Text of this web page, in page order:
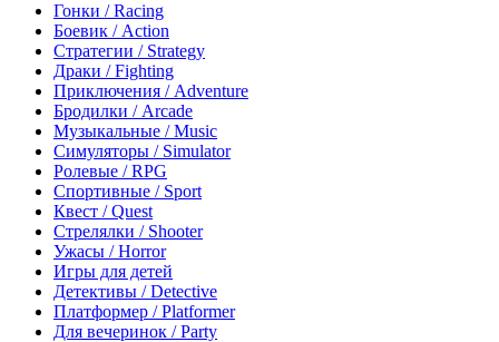
Гонки / Racing
Боевик / Action
Стратегии / Strategy
Драки / Fighting
Приключения / Adventure
Бродилки / Arcade
Музыкальные / Music
Симуляторы / Simulator
Ролевые / RPG
Спортивные / Sport
Квест / Quest
Стрелялки / Shooter
Ужасы / Horror
Игры для детей
Детективы / Detective
Платформер / Platformer
Для вечеринок / Party